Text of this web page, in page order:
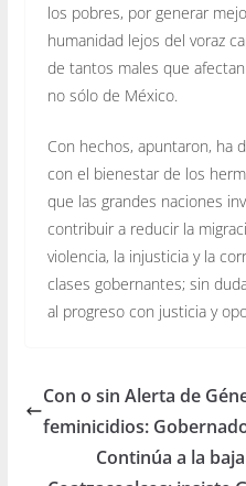
los pobres, por generar
humanidad lejos del voraz
de tantos males que
no sólo de México.
Con hechos, apuntaron, ha
con el bienestar de los
que las grandes naciones
contribuir a reducir la
violencia, la injusticia y la
clases gobernantes; sin
al progreso con justicia y
Con o sin Alerta de
feminicidios:
Continúa a la